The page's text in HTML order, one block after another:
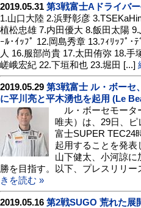
2019.05.31 第3戦富士Aドライバ
1.山口大陸 2.浜野彰彦
植松忠雄 7.内田優大 8.飯田太陽
ｰﾙ･ｲｯﾌﾟ 12.岡島秀章 13.ﾌｨﾘｯﾌﾟ･
人 16.服部尚貴 17.太田侑弥 18.手
嵯峨宏紀 22.下垣和也 23.堀田 [...]
2019.05.29 第3戦富士 ル・ボーセ
に平川亮と平木湧也を起用 (Le
ル・ボーセモータ
唯夫）は、29日、
富士SUPER TEC24
起用することを発表
山下健太、小河諒
勝を目指す。以下、プレスリリ
きを読む »
2019.05.16 第2戦SUGO 荒れた展